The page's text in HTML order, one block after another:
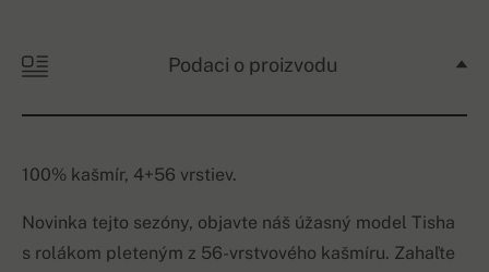
Podaci o proizvodu
100% kašmír, 4+56 vrstiev.
Novinka tejto sezóny, objavte náš úžasný model Tisha
s rolákom pleteným z 56-vrstvového kašmíru. Zahaľte